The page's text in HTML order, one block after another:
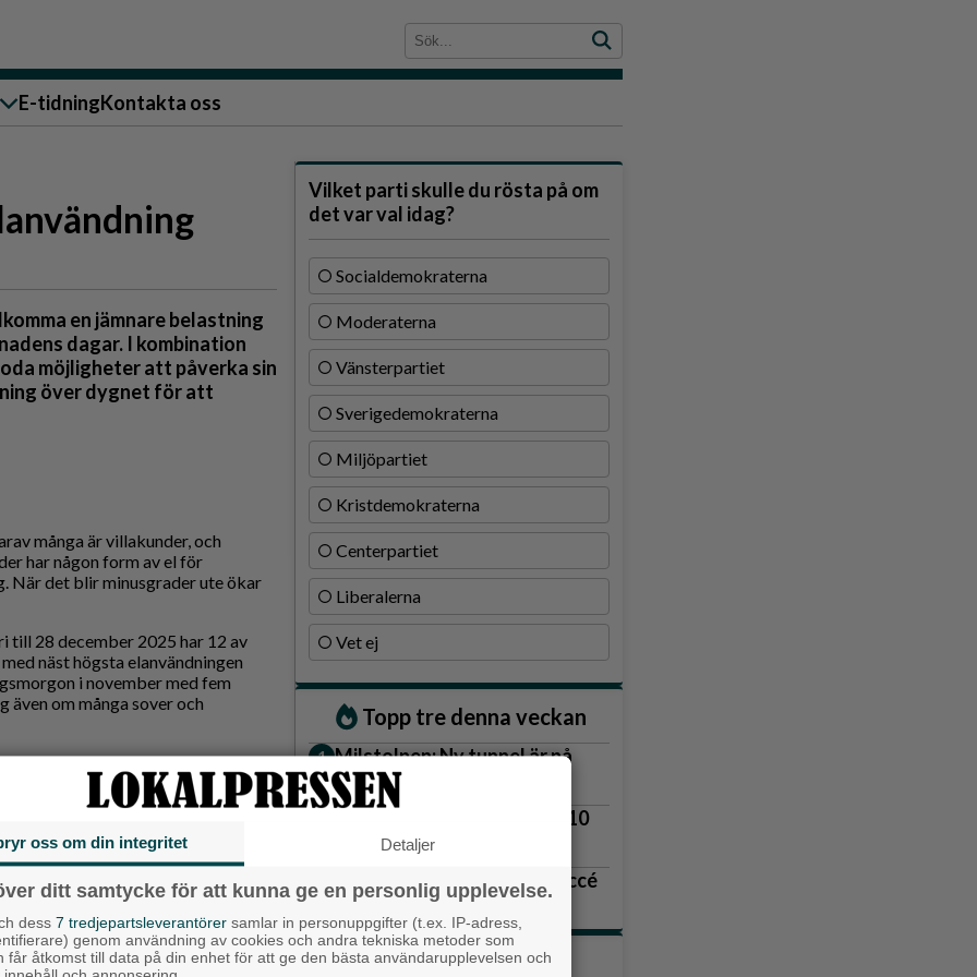
E-tidningKontakta oss
en jämnare belastning
dagar. I kombination
möjligheter att påverka sin
över dygnet för att
många är villakunder, och
har någon form av el för
När det blir minusgrader ute ökar
till 28 december 2025 har 12 av
näst högsta elanvändningen
i november med fem
även om många sover och
nu med att förändra utformningen
nya prismodell som
taxorna ska gälla från den 1
bli tidsindelad efter de
med effektavgiften" införd i
Vilket parti skulle du rösta på om
det var val idag?
Socialdemokraterna
Moderaterna
Vänsterpartiet
Sverigedemokraterna
Miljöpartiet
Kristdemokraterna
Centerpartiet
Liberalerna
Vet ej
Topp tre denna veckan
Milstolpen: Ny tunnel är på
plats under järnvägen
Detta händer i Alingsås 3–10
augusti
Gatuköksklassiker blev succé
– nu växlar Ånga upp
Senaste artiklarna
oss om din integritet Detaljer
ditt samtycke för att kunna ge en personlig upplevelse.
dess 7 tredjepartsleverantörer samlar in personuppgifter (t.ex. IP-adress,
genom användning av cookies och andra tekniska metoder som
får åtkomst till data på din enhet för att ge den bästa användarupplevelsen och